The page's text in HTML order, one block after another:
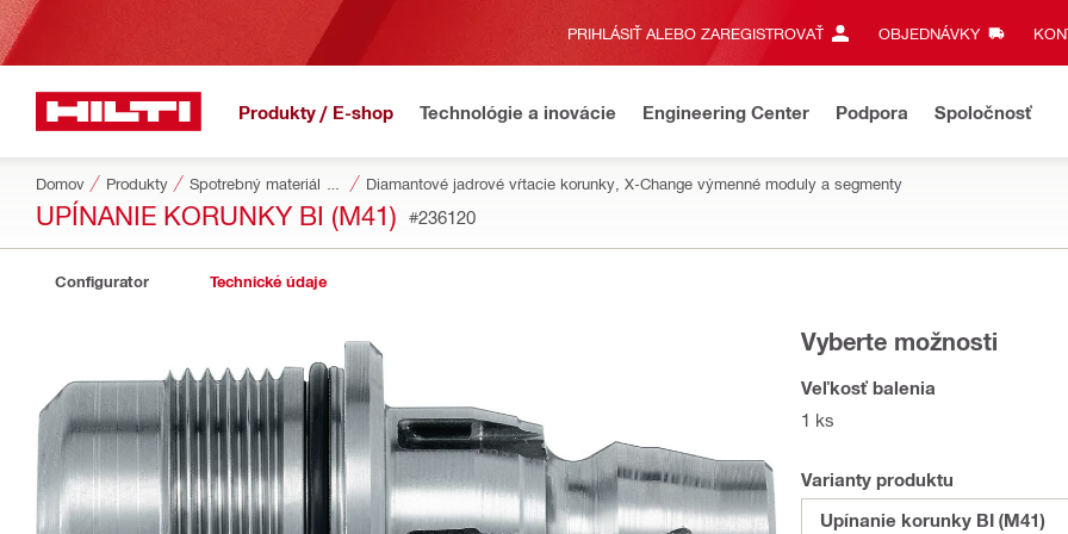
PRIHLÁSIŤ ALEBO ZAREGISTROVAŤ OBJEDNÁVKY
Produkty / E-shop Technológie a inovácie Engineering Center Podpora Spoločnosť
Domov Produkty Diamantové jadrové vŕtacie korunky, X-Change výmenné moduly a segmenty
UPÍNANIE KORUNKY BI (M41) #236120
Configurator Technické údaje
Vyberte možnosti
Veľkosť balenia
1 ks
Varianty produktu
Upínanie korunky BI (M41)